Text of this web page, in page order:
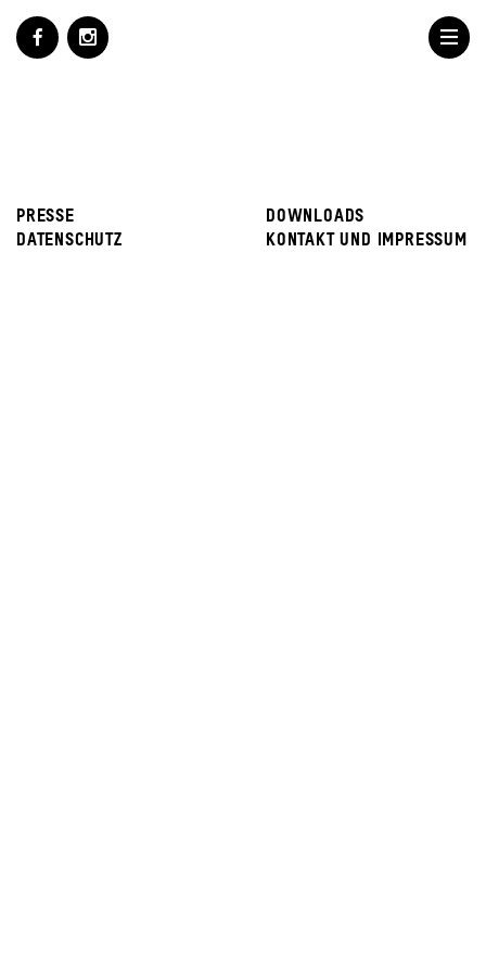
PRESSE
DOWNLOADS
DATENSCHUTZ
KONTAKT UND IMPRESSUM